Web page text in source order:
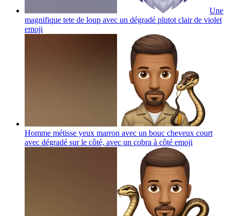
Une
magnifique tete de loup avec un dégradé plutot clair de violet
emoji
Homme métisse yeux marron avec un bouc cheveux court
avec dégradé sur le côté, avec un cobra à côté emoji